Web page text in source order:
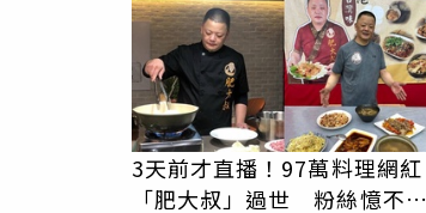
3天前才直播！97萬料理網紅
「肥大叔」過世 粉絲憶不對